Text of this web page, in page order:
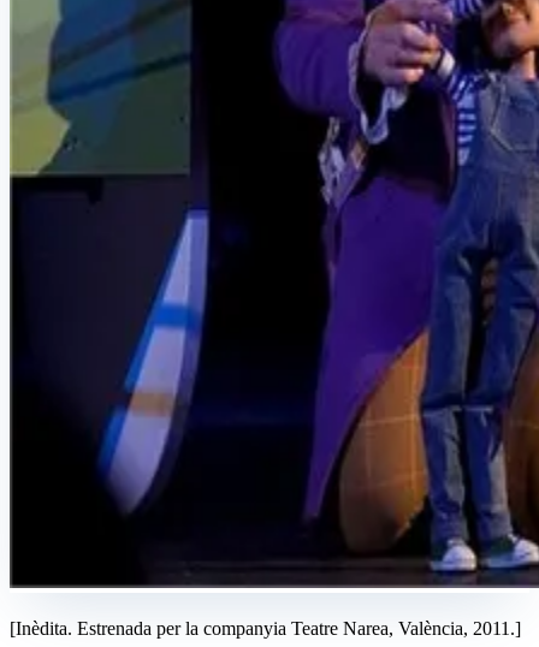
[Inèdita. Estrenada per la companyia Teatre Narea, València, 2011.]